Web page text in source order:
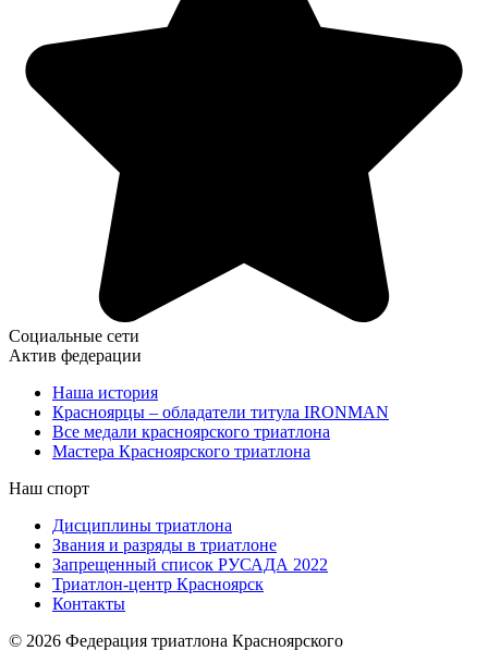
Социальные сети
Актив федерации
Наша история
Красноярцы – обладатели титула IRONMAN
Все медали красноярского триатлона
Мастера Красноярского триатлона
Наш спорт
Дисциплины триатлона
Звания и разряды в триатлоне
Запрещенный список РУСАДА 2022
Триатлон-центр Красноярск
Контакты
© 2026 Федерация триатлона Красноярского